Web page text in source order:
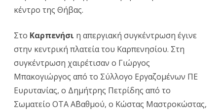
κέντρο της Θήβας.
Στο Καρπενήσι η απεργιακή συγκέντρωση έγινε
στην κεντρική πλατεία του Καρπενησίου. Στη
συγκέντρωση χαιρέτισαν ο Γιώργος
Μπακογιώργος από το Σύλλογο Εργαζομένων ΠΕ
Ευρυτανίας, ο Δημήτρης Πετρίδης από το
Σωματείο ΟΤΑ Α΄Βαθμού, ο Κώστας Μαστροκώστας,